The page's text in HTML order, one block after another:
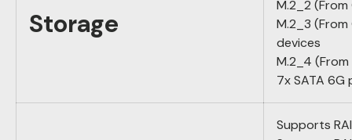
Storage
M.2_2
M.2_3
devices
M.2_4
7x SATA 6G
Supports